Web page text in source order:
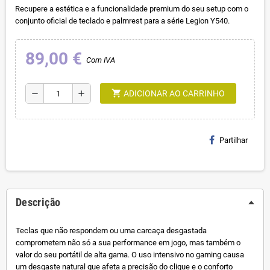
Recupere a estética e a funcionalidade premium do seu setup com o
conjunto oficial de teclado e palmrest para a série Legion Y540.
89,00 € Com IVA
remove add shopping_cart ADICIONAR AO CARRINHO
Partilhar
Descrição
Teclas que não respondem ou uma carcaça desgastada
comprometem não só a sua performance em jogo, mas também o
valor do seu portátil de alta gama. O uso intensivo no gaming causa
um desgaste natural que afeta a precisão do clique e o conforto